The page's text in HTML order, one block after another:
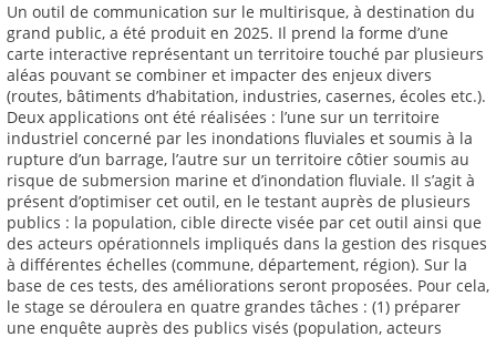
Un outil de communication sur le multirisque, à destination du
grand public, a été produit en 2025. Il prend la forme d’une
carte interactive représentant un territoire touché par plusieurs
aléas pouvant se combiner et impacter des enjeux divers
(routes, bâtiments d’habitation, industries, casernes, écoles etc.).
Deux applications ont été réalisées : l’une sur un territoire
industriel concerné par les inondations fluviales et soumis à la
rupture d’un barrage, l’autre sur un territoire côtier soumis au
risque de submersion marine et d’inondation fluviale. Il s’agit à
présent d’optimiser cet outil, en le testant auprès de plusieurs
publics : la population, cible directe visée par cet outil ainsi que
des acteurs opérationnels impliqués dans la gestion des risques
à différentes échelles (commune, département, région). Sur la
base de ces tests, des améliorations seront proposées. Pour cela,
le stage se déroulera en quatre grandes tâches : (1) préparer
une enquête auprès des publics visés (population, acteurs